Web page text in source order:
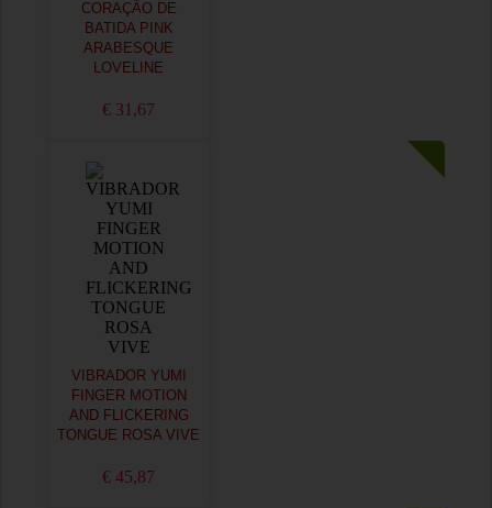
CORAÇÃO DE
BATIDA PINK
ARABESQUE
LOVELINE
€ 31,67
VIBRADOR YUMI
FINGER MOTION
AND FLICKERING
TONGUE ROSA VIVE
€ 45,87